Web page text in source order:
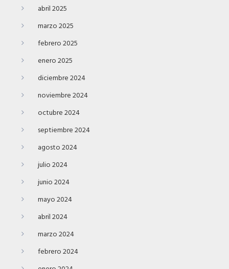
abril 2025
marzo 2025
febrero 2025
enero 2025
diciembre 2024
noviembre 2024
octubre 2024
septiembre 2024
agosto 2024
julio 2024
junio 2024
mayo 2024
abril 2024
marzo 2024
febrero 2024